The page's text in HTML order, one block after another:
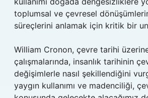
toplumsal ve çevresel
süreçlerini anlamak için kritik bir
William Cronon, çevre tarihi
çalışmalarında, insanlık tarihinin
değişimlerle nasıl şekillendiğini
yaygın kullanımı ve madenciliği,